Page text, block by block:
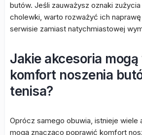
butów. Jeśli zauważysz oznaki
cholewki, warto rozważyć ich
serwisie zamiast natychmiastowej
Jakie akcesoria
komfort noszenia
tenisa?
Oprócz samego obuwia, istnieje wiele
mogą znacząco poprawić komfort